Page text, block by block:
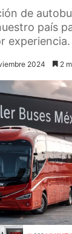
de
país
experiencia.
2024 2